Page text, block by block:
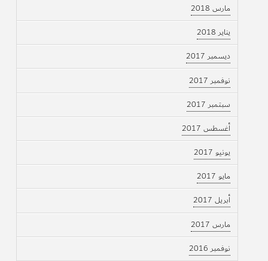
مارس 2018
يناير 2018
ديسمبر 2017
نوفمبر 2017
سبتمبر 2017
أغسطس 2017
يونيو 2017
مايو 2017
أبريل 2017
مارس 2017
نوفمبر 2016